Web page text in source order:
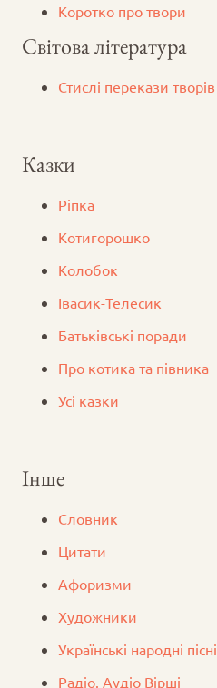
Коротко про твори
Світова література
Стислі перекази творів
Казки
Ріпка
Котигорошко
Колобок
Iвасик-Телесик
Батьківські поради
Про котика та півника
Усі казки
Інше
Словник
Цитати
Афоризми
Художники
Українські народні пісні
Радіо. Аудіо Вірші